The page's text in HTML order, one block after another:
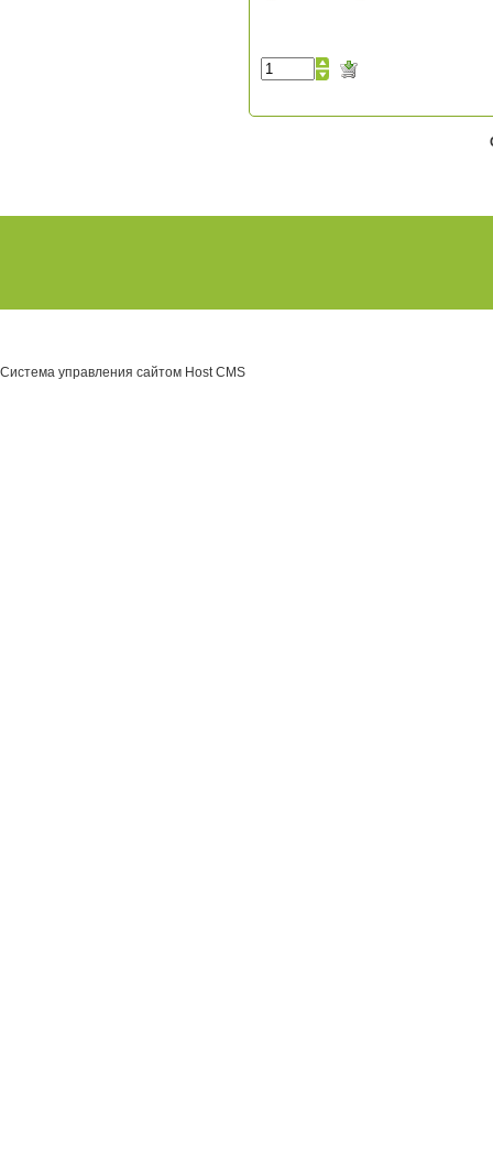
Система управления сайтом Host CMS